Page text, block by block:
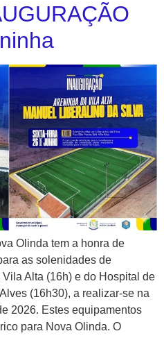
Olinda tem a honra de
as solenidades de
Alta (16h) e do Hospital de
(16h30), a realizar-se na
2026. Estes equipamentos
para Nova Olinda. O